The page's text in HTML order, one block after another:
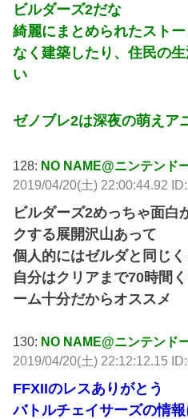
ビルダーズ2だな
綺麗にまとめられたスト
なく建築したり、住民の
い
ゼノブレ2は深夜の萌えア
128: NO NAME@ニンテンド
2019/04/20(土) 22:00:44.92
ビルダーズ2めっちゃ面白
クする展開沢山あって
個人的にはゼルダと同じ
自分はクリアまで70時間
ーム十分だからオススメ
130: NO NAME@ニンテンド
2019/04/20(土) 22:12:12.15
FFXIIのレスありがとう
バトルチェイサーズの情